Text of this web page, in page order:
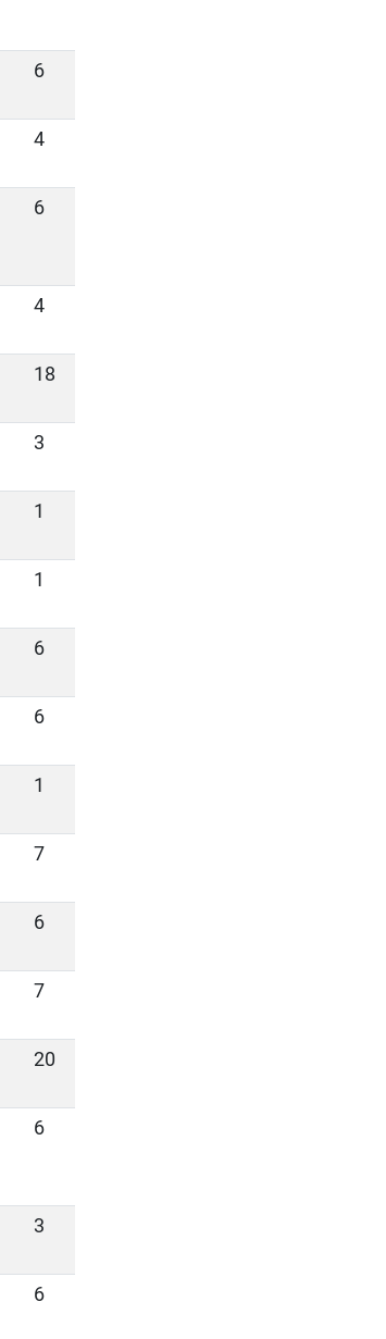
6
4
6
4
18
3
1
1
6
6
1
7
6
7
20
6
3
6